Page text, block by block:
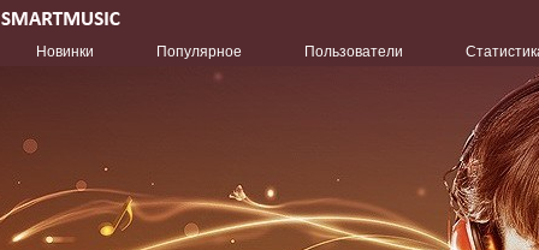
Новинки Популярное Пользователи